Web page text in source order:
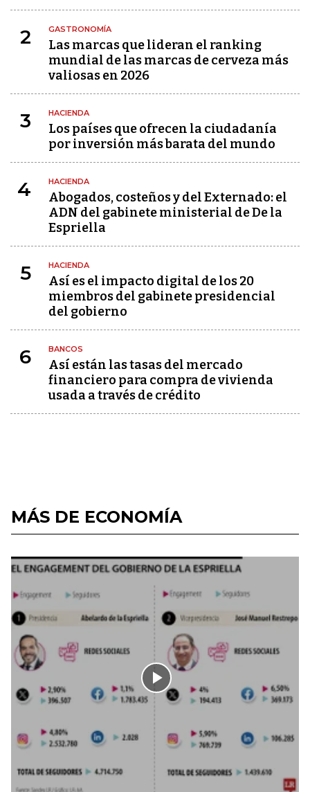
2 GASTRONOMÍA
Las marcas que lideran el ranking
mundial de las marcas de cerveza más
valiosas en 2026
3 HACIENDA
Los países que ofrecen la ciudadanía
por inversión más barata del mundo
4 HACIENDA
Abogados, costeños y del Externado: el
ADN del gabinete ministerial de De la
Espriella
5 HACIENDA
Así es el impacto digital de los 20
miembros del gabinete presidencial
del gobierno
6 BANCOS
Así están las tasas del mercado
financiero para compra de vivienda
usada a través de crédito
MÁS DE ECONOMÍA